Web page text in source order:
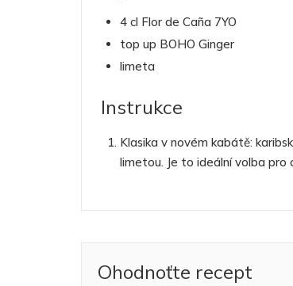
4 cl Flor de Caña 7YO
top up BOHO Ginger
limeta
Instrukce
Klasika v novém kabátě:
limetou. Je to ideální volba pro
Ohodnoťte recept